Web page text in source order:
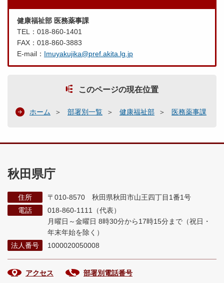
健康福祉部 医務薬事課
TEL：018-860-1401
FAX：018-860-3883
E-mail： Imuyakujika@pref.akita.lg.jp
このページの現在位置
ホーム 部署別一覧 健康福祉部 医務薬事課
秋田県庁
住所
〒010-8570 秋田県秋田市山王四丁目1番1号
電話
018-860-1111（代表）
月曜日～金曜日 8時30分から17時15分まで （祝日・
年末年始を除く）
法人番号
1000020050008
アクセス 部署別電話番号